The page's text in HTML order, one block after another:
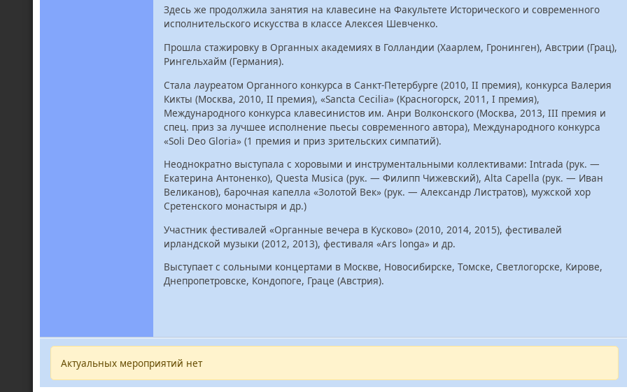
Здесь же продолжила занятия на клавесине на Факультете Исторического и современного
исполнительского искусства в классе Алексея Шевченко.
Прошла стажировку в Органных академиях в Голландии (Хаарлем, Гронинген), Австрии (Грац),
Рингельхайм (Германия).
Стала лауреатом Органного конкурса в Санкт-Петербурге (2010, II премия), конкурса Валерия
Кикты (Москва, 2010, II премия), «Sancta Cecilia» (Красногорск, 2011, I премия),
Международного конкурса клавесинистов им. Анри Волконского (Москва, 2013, III премия и
спец. приз за лучшее исполнение пьесы современного автора), Международного конкурса
«Soli Deo Gloria» (1 премия и приз зрительских симпатий).
Неоднократно выступала с хоровыми и инструментальными коллективами: Intrada (рук. —
Екатерина Антоненко), Questa Musica (рук. — Филипп Чижевский), Alta Capella (рук. — Иван
Великанов), барочная капелла «Золотой Век» (рук. — Александр Листратов), мужской хор
Сретенского монастыря и др.)
Участник фестивалей «Органные вечера в Кусково» (2010, 2014, 2015), фестивалей
ирландской музыки (2012, 2013), фестиваля «Ars longa» и др.
Выступает с сольными концертами в Москве, Новосибирске, Томске, Светлогорске, Кирове,
Днепропетровске, Кондопоге, Граце (Австрия).
Актуальных мероприятий нет